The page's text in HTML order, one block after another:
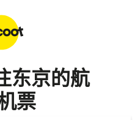
东京的航
票